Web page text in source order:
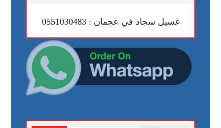
غسيل سجاد في عجمان : 0551030483